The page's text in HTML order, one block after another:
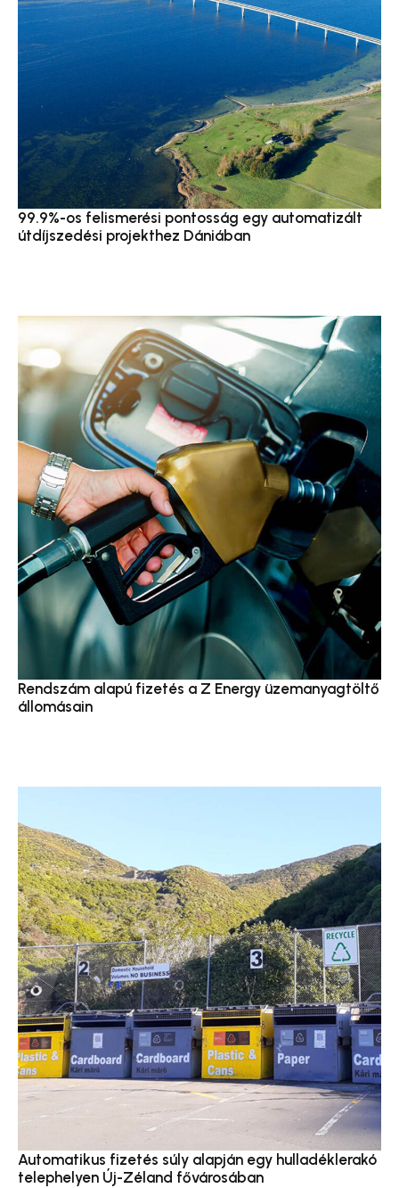
99.9%-os felismerési pontosság egy automatizált
útdíjszedési projekthez Dániában
Rendszám alapú fizetés a Z Energy üzemanyagtöltő
állomásain
Automatikus fizetés súly alapján egy hulladéklerakó
telephelyen Új-Zéland fővárosában